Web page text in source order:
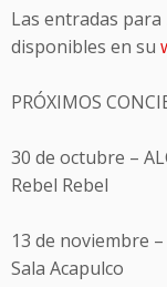
Las entradas para
disponibles en su
PRÓXIMOS
30 de octubre –
Rebel Rebel
13 de noviembre –
Sala Acapulco